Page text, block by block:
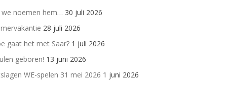
we noemen hem… 30 juli 2026
28 juli 2026
gaat het met Saar? 1 juli 2026
geboren! 13 juni 2026
WE-spelen 31 mei 2026 1 juni 2026